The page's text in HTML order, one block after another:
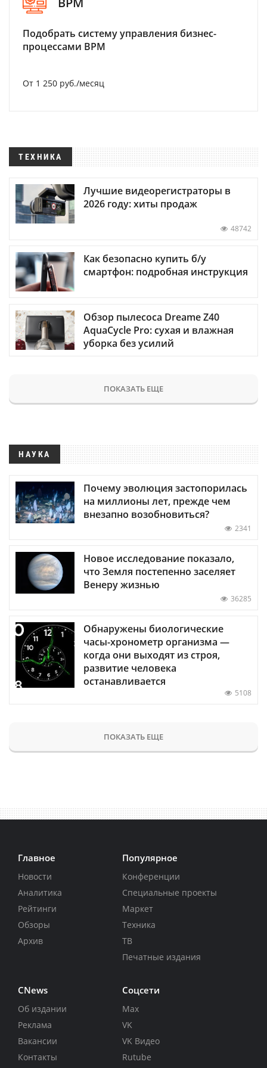
Подобрать систему управления бизнес-
процессами BPM
От 1 250 руб./месяц
ТЕХНИКА
Лучшие видеорегистраторы в
2026 году: хиты продаж
48742
Как безопасно купить б/у
смартфон: подробная инструкция
Обзор пылесоса Dreame Z40
AquaCycle Pro: сухая и влажная
уборка без усилий
ПОКАЗАТЬ ЕЩЕ
НАУКА
Почему эволюция застопорилась
на миллионы лет, прежде чем
внезапно возобновиться?
2341
Новое исследование показало,
что Земля постепенно заселяет
Венеру жизнью
36285
Обнаружены биологические
часы-хронометр организма —
когда они выходят из строя,
развитие человека
останавливается
5108
ПОКАЗАТЬ ЕЩЕ
Главное
Новости
Аналитика
Рейтинги
Обзоры
Архив
Популярное
Конференции
Специальные проекты
Маркет
Техника
ТВ
Печатные издания
CNews
Об издании
Реклама
Вакансии
Контакты
Соцсети
Max
VK
VK Видео
Rutube